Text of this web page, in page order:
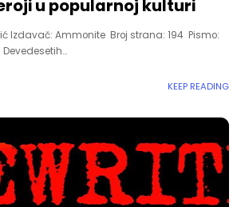
u popularnoj kulturi
Izdavač: Ammonite Broj strana: 194 Pismo:
KEEP READING